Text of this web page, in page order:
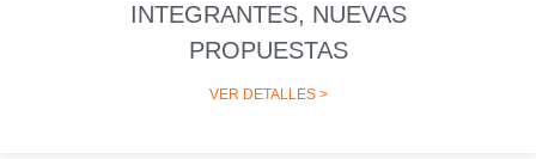
INTEGRANTES, NUEVAS
PROPUESTAS
VER DETALLES >